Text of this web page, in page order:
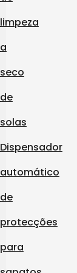
limpeza
a
seco
de
solas
Dispensador
automático
de
protecções
para